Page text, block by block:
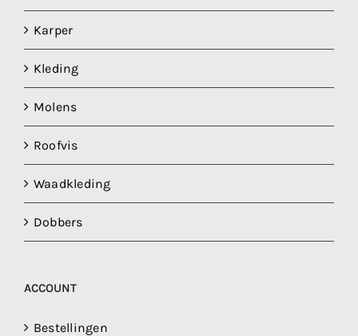
Karper
Kleding
Molens
Roofvis
Waadkleding
Dobbers
ACCOUNT
Bestellingen